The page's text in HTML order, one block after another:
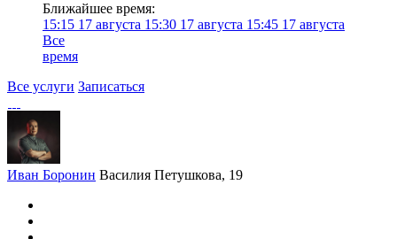
Ближайшее время:
15:15 17 августа 15:30 17 августа 15:45 17 августа
Все
время
Все услуги Записаться
Иван Боронин Василия Петушкова, 19